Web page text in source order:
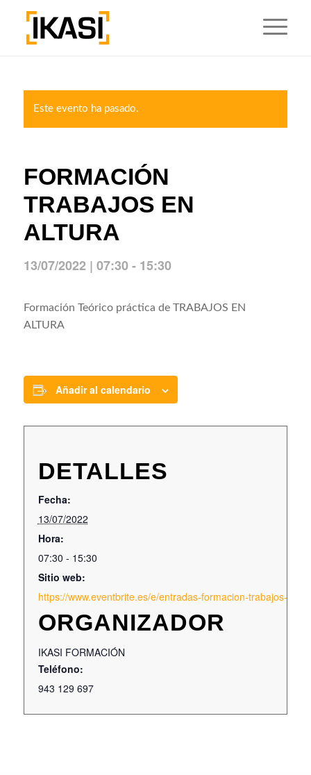
Este evento ha pasado.
FORMACIÓN
TRABAJOS EN
ALTURA
13/07/2022 | 07:30- 15:30
Formación Teórico práctica de TRABAJOS EN
ALTURA
Añadir al calendario
DETALLES
Fecha:
13/07/2022
Hora:
07:30 - 15:30
Sitio web:
https://www.eventbrite.es/e/entradas-formacion-trabajos-en-
ORGANIZADOR
IKASI FORMACIÓN
Teléfono:
943 129 697